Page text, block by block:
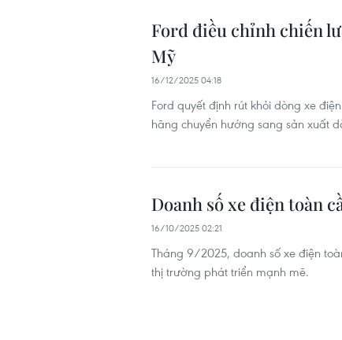
Ford điều chỉnh chiến
Mỹ
16/12/2025 04:18
Ford quyết định rút khỏi dòng xe
hãng chuyển hướng sang sản xuất
Doanh số xe điện toàn
16/10/2025 02:21
Tháng 9/2025, doanh số xe điện
thị trường phát triển mạnh mẽ.